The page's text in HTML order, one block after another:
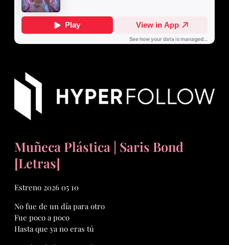
Muñeca Plástica | Saris Bond
[Letras]
Estreno 2026 05 10
No fue de un día para otro
Fue poco a poco
Hasta que ya no eras tú